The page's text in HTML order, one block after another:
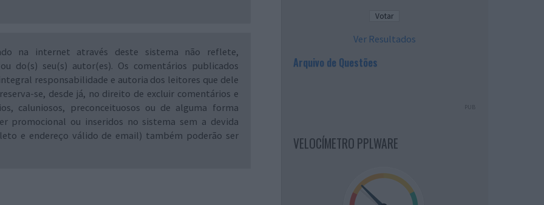
na internet através deste sistema não reflete,
do(s) seu(s) autor(es). Os comentários publicados
responsabilidade e autoria dos leitores que dele
se, desde já, no direito de excluir comentários e
caluniosos, preconceituosos ou de alguma forma
promocional ou inseridos no sistema sem a devida
e endereço válido de email) também poderão ser
Ver Resultados
Arquivo de Questões
PUB
VELOCÍMETRO PPLWARE